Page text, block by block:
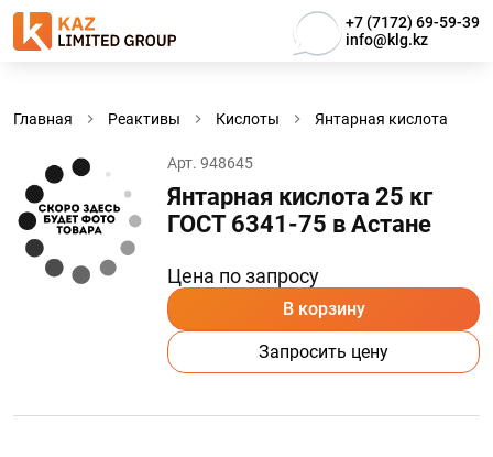
+7 (7172) 69-59-39
info@klg.kz
Главная Реактивы Кислоты Янтарная кислота
Арт. 948645
Янтарная кислота 25 кг
ГОСТ 6341-75 в Астанe
Цена по запросу
В корзину
Запросить цену